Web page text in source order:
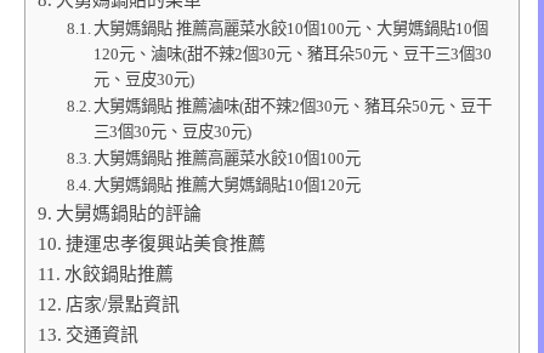
大舅媽鍋貼 推薦高麗菜水餃10個100元、大舅媽鍋貼10個
120元、滷味(甜不辣2個30元、豬耳朵50元、豆干三3個30
元、豆皮30元)
大舅媽鍋貼 推薦滷味(甜不辣2個30元、豬耳朵50元、豆干
三3個30元、豆皮30元)
大舅媽鍋貼 推薦高麗菜水餃10個100元
大舅媽鍋貼 推薦大舅媽鍋貼10個120元
大舅媽鍋貼的評論
捷運忠孝復興站美食推薦
水餃鍋貼推薦
店家/景點資訊
交通資訊